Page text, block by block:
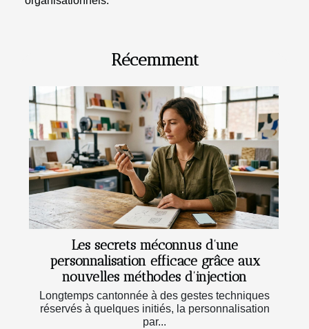
Récemment
Les secrets méconnus d’une
personnalisation efficace grâce aux
nouvelles méthodes d’injection
Longtemps cantonnée à des gestes techniques
réservés à quelques initiés, la personnalisation
par...